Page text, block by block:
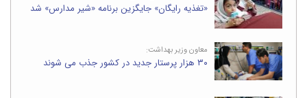
«تغذیه رایگان» جایگزین برنامه «شیر مدارس» شد
معاون وزیر بهداشت:
۳۰ هزار پرستار جدید در کشور جذب می‌ شوند